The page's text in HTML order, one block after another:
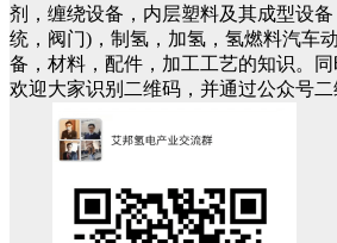
剂，缠绕设备，内层塑料及其成型设
统，阀门)，制氢，加氢，氢燃料汽车
备，材料，配件，加工工艺的知识。同
欢迎大家识别二维码，并通过公众号